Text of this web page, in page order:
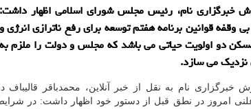
خبرگزاری نام، رئیس مجلس شورای اسلامی اظهار داشت:
وقفه قوانین برنامه هفتم توسعه برای رفع ناترازی انرژی و
دو اولویت حیاتی می باشد که مجلس و دولت را ملزم به
می سازد.
خبرگزاری نام به نقل از خبر آنلاین، محمدباقر قالیباف
امروز در نطق قبل از دستور خود اظهار داشت: در